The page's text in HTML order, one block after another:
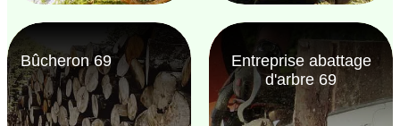
Bûcheron 69
Entreprise abattage
d'arbre 69